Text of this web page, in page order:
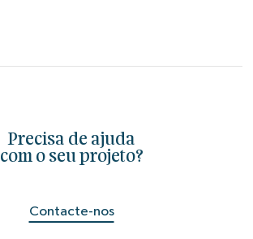
Precisa de ajuda
com o seu projeto?
Contacte-nos